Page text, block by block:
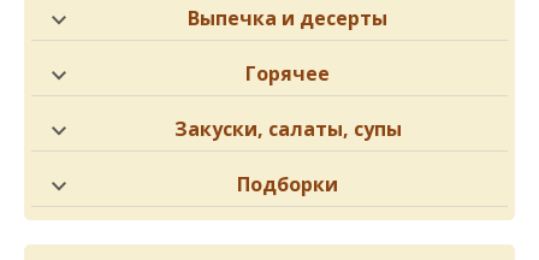
Выпечка и десерты
Горячее
Закуски, салаты, супы
Подборки